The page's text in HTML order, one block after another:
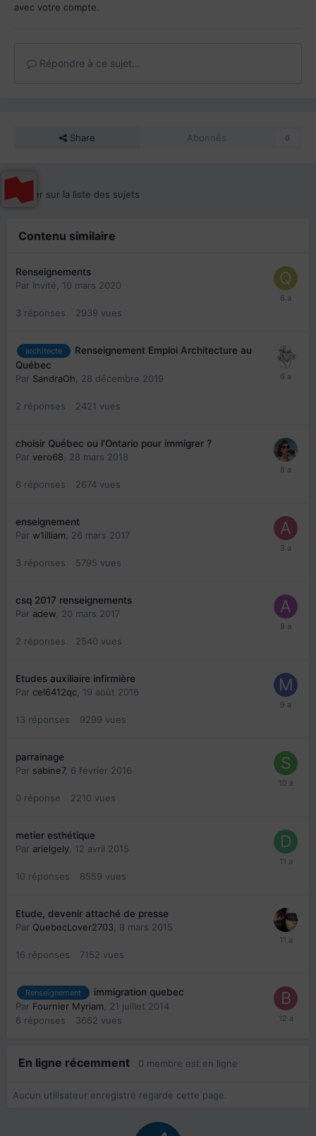
avec votre compte.
Répondre à ce sujet…
Share Abonnés 0
Aller sur la liste des sujets
Contenu similaire
Renseignements
Par Invité, 10 mars 2020
3 réponses 2939 vues
architecte
Renseignement Emploi Architecture au
Québec
Par SandraOh 28 décembre 2019
2 réponses 2421 vues
choisir Québec ou l'Ontario pour immigrer ?
Par vero68 28 mars 2018
6 réponses 2674 vues
enseignement
Par w1illiam 26 mars 2017
3 réponses 5795 vues
csq 2017 renseignements
Par adew 20 mars 2017
2 réponses 2540 vues
Etudes auxiliaire infirmière
Par cel6412qc 19 août 2016
13 réponses 9299 vues
parrainage
Par sabine7, 6 février 2016
0 réponse 2210 vues
metier esthétique
Par arielgely 12 avril 2015
10 réponses 8559 vues
Etude, devenir attaché de presse
Par QuebecLover2703 8 mars 2015
16 réponses 7152 vues
Renseignement
immigration quebec
Par Fournier Myriam, 21 juillet 2014
6 réponses 3662 vues
En ligne récemment 0 membre est en ligne
Aucun utilisateur enregistré regarde cette page.